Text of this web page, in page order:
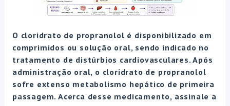
O cloridrato de propranolol é disponibilizado em
comprimidos ou solução oral, sendo indicado no
tratamento de distúrbios cardiovasculares. Após
administração oral, o cloridrato de propranolol
sofre extenso metabolismo hepático de primeira
passagem. Acerca desse medicamento, assinale a